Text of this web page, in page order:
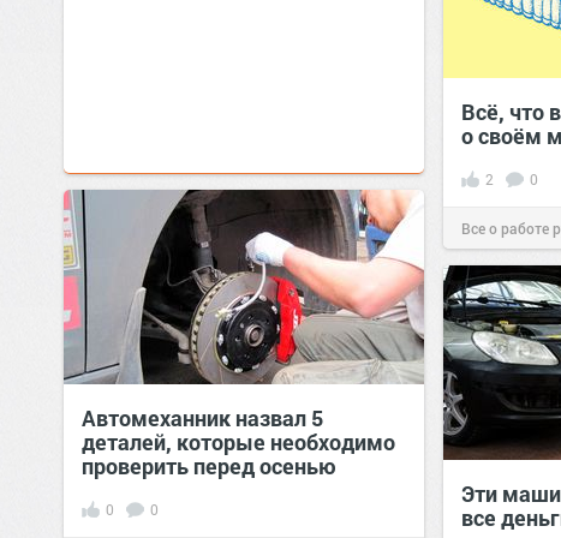
Всё, что
о своём
2 0
Все о работе
Автомеханник назвал 5
деталей, которые необходимо
проверить перед осенью
0 0
Эти
все